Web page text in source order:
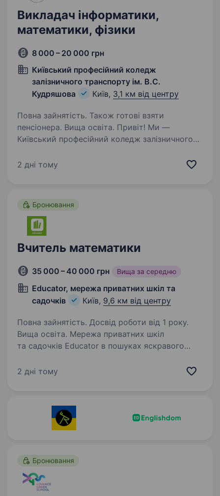
Викладач інформатики,
математики, фізики
8 000 – 20 000 грн
Київський професійний коледж
залізничного транспорту ім. В.С.
Кудряшова
Київ, 3,1 км від центру
Повна зайнятість. Також готові взяти
пенсіонера. Вища освіта. Привіт! Ми —
Київський професійний коледж залізничного
150-річною історією, де традиції
2 дні тому
Бронювання
Вчитель математики
35 000 – 40 000 грн Вища за середню
Educator, мережа приватних шкіл та
садочків
Київ, 9,6 км від центру
Повна зайнятість. Досвід роботи від 1 року.
Вища освіта. Мережа приватних шкіл
та садочків Educator в пошуках яскравого
Чавдар 11А (Осокорки). Формат роботи: повна
2 дні тому
Бронювання